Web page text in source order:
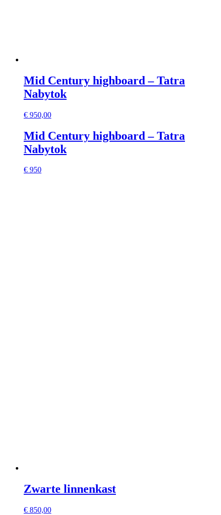
Mid Century highboard – Tatra
Nabytok
€ 950,00
Mid Century highboard – Tatra
Nabytok
€ 950
Zwarte linnenkast
€ 850,00